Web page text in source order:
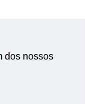
dos nossos